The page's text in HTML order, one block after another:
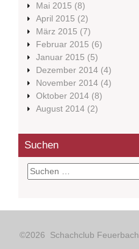
Mai 2015 (8)
April 2015 (2)
März 2015 (7)
Februar 2015 (6)
Januar 2015 (5)
Dezember 2014 (4)
November 2014 (4)
Oktober 2014 (8)
August 2014 (2)
Suchen
S
u
n
©2026 Schachclub Feuerbach